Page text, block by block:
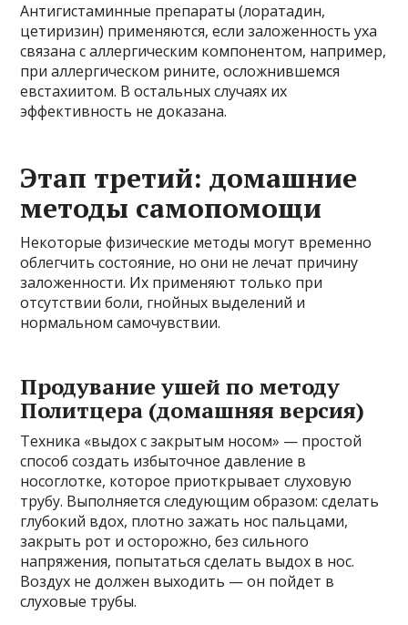
Антигистаминные препараты (лоратадин,
цетиризин) применяются, если заложенность уха
связана с аллергическим компонентом, например,
при аллергическом рините, осложнившемся
евстахиитом. В остальных случаях их
эффективность не доказана.
Этап третий: домашние
методы самопомощи
Некоторые физические методы могут временно
облегчить состояние, но они не лечат причину
заложенности. Их применяют только при
отсутствии боли, гнойных выделений и
нормальном самочувствии.
Продувание ушей по методу
Политцера (домашняя версия)
Техника «выдох с закрытым носом» — простой
способ создать избыточное давление в
носоглотке, которое приоткрывает слуховую
трубу. Выполняется следующим образом: сделать
глубокий вдох, плотно зажать нос пальцами,
закрыть рот и осторожно, без сильного
напряжения, попытаться сделать выдох в нос.
Воздух не должен выходить — он пойдет в
слуховые трубы.